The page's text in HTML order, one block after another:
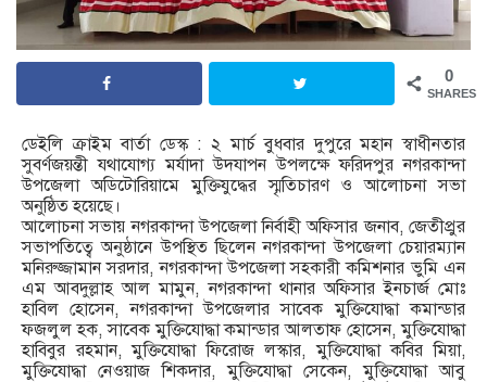
0
SHARES
ডেইলি ক্রাইম বার্তা ডেস্ক : ২ মার্চ বুধবার দুপুরে মহান স্বাধীনতার
সুবর্ণজয়ন্তী যথাযোগ্য মর্যাদা উদযাপন উপলক্ষে ফরিদপুর নগরকান্দা
উপজেলা অডিটোরিয়ামে মুক্তিযুদ্ধের স্মৃতিচারণ ও আলোচনা সভা
অনুষ্ঠিত হয়েছে।
আলোচনা সভায় নগরকান্দা উপজেলা নির্বাহী অফিসার জনাব, জেতীপ্রুর
সভাপতিত্বে অনুষ্ঠানে উপস্থিত ছিলেন নগরকান্দা উপজেলা চেয়ারম্যান
মনিরুজ্জামান সরদার, নগরকান্দা উপজেলা সহকারী কমিশনার ভুমি এন
এম আবদুল্লাহ আল মামুন, নগরকান্দা থানার অফিসার ইনচার্জ মোঃ
হাবিল হোসেন, নগরকান্দা উপজেলার সাবেক মুক্তিযোদ্ধা কমান্ডার
ফজলুল হক, সাবেক মুক্তিযোদ্ধা কমান্ডার আলতাফ হোসেন, মুক্তিযোদ্ধা
হাবিবুর রহমান, মুক্তিযোদ্ধা ফিরোজ লস্কার, মুক্তিযোদ্ধা কবির মিয়া,
মুক্তিযোদ্ধা নেওয়াজ শিকদার, মুক্তিযোদ্ধা সেকেন, মুক্তিযোদ্ধা আবু